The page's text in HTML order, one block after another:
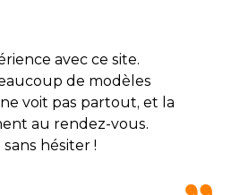
avec ce site.
de modèles
voit pas partout, et la
au rendez-vous.
hésiter !